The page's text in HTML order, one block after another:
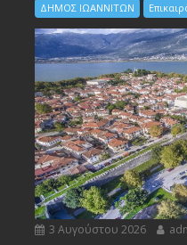
ΔΗΜΟΣ ΙΩΑΝΝΙΤΩΝ
3 Αυγούστου 2026